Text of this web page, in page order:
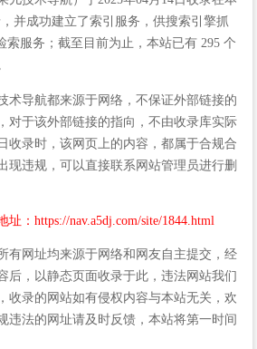
并成功建立了索引服务，供搜索引擎抓
索服务；截至目前为止，本站已有 295 个
术导航都来源于网络，不保证外部链接的
对于该外部链接的指向，不由收录库实际
收录时，该网页上的内容，都属于合规合
现违规，可以直接联系网站管理员进行删
：https://nav.a5dj.com/site/1844.html
有网址均来源于网络和网友自主提交，经
后，以静态页面收录于此，违法网站我们
收录的网站如有侵权内容与本站无关，欢
违法的网址请及时反馈，本站将第一时间